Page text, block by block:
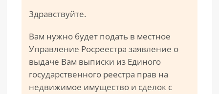
Здравствуйте.
Вам нужно будет подать в местное
Управление Росреестра заявление о
выдаче Вам выписки из Единого
государственного реестра прав на
недвижимое имущество и сделок с